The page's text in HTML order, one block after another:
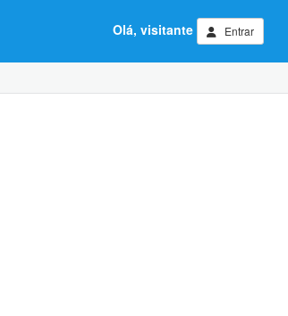
Olá, visitante Entrar